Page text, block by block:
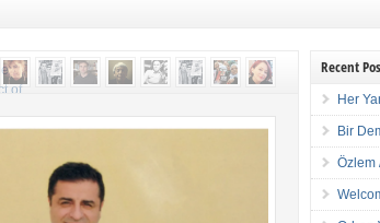
Recent
Her
Bir
Özlem